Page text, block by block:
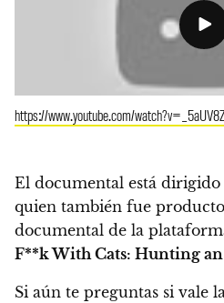
https://www.youtube.com/
El documental está
quien también fue
documental de la
F**k With Cats: Hunting
Si aún te preguntas si vale